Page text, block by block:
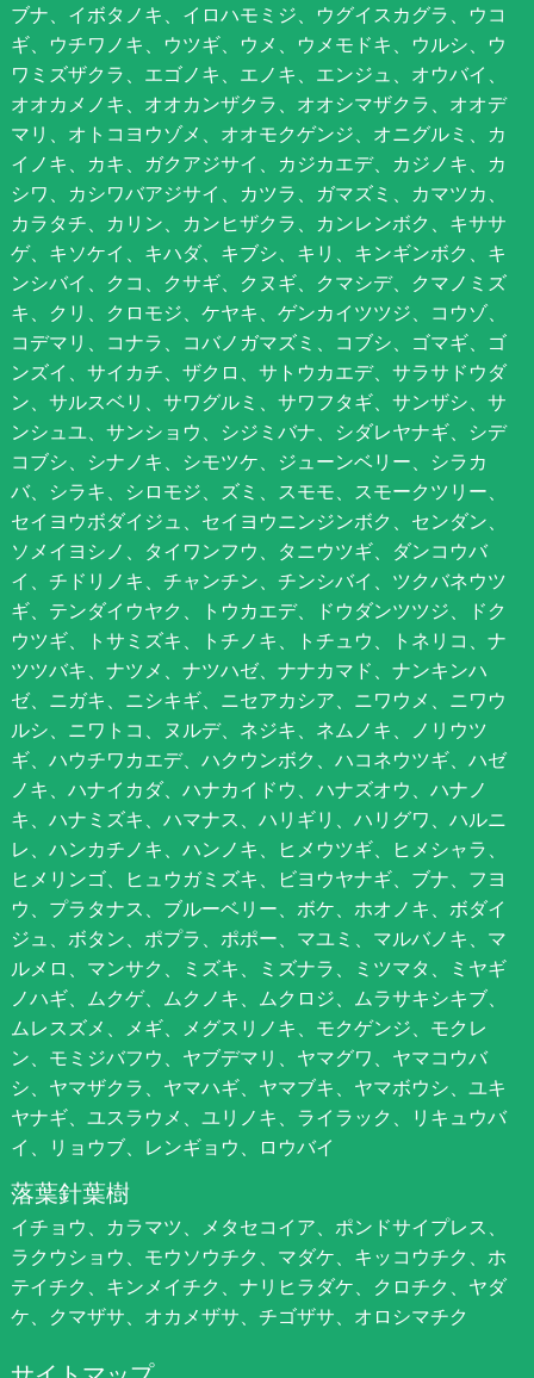
ブナ、イボタノキ、イロハモミジ、ウグイスカグラ、ウコ
ギ、ウチワノキ、ウツギ、ウメ、ウメモドキ、ウルシ、ウ
ワミズザクラ、エゴノキ、エノキ、エンジュ、オウバイ、
オオカメノキ、オオカンザクラ、オオシマザクラ、オオデ
マリ、オトコヨウゾメ、オオモクゲンジ、オニグルミ、カ
イノキ、カキ、ガクアジサイ、カジカエデ、カジノキ、カ
シワ、カシワバアジサイ、カツラ、ガマズミ、カマツカ、
カラタチ、カリン、カンヒザクラ、カンレンボク、キササ
ゲ、キソケイ、キハダ、キブシ、キリ、キンギンボク、キ
ンシバイ、クコ、クサギ、クヌギ、クマシデ、クマノミズ
キ、クリ、クロモジ、ケヤキ、ゲンカイツツジ、コウゾ、
コデマリ、コナラ、コバノガマズミ、コブシ、ゴマギ、ゴ
ンズイ、サイカチ、ザクロ、サトウカエデ、サラサドウダ
ン、サルスベリ、サワグルミ、サワフタギ、サンザシ、サ
ンシュユ、サンショウ、シジミバナ、シダレヤナギ、シデ
コブシ、シナノキ、シモツケ、ジューンベリー、シラカ
バ、シラキ、シロモジ、ズミ、スモモ、スモークツリー、
セイヨウボダイジュ、セイヨウニンジンボク、センダン、
ソメイヨシノ、タイワンフウ、タニウツギ、ダンコウバ
イ、チドリノキ、チャンチン、チンシバイ、ツクバネウツ
ギ、テンダイウヤク、トウカエデ、ドウダンツツジ、ドク
ウツギ、トサミズキ、トチノキ、トチュウ、トネリコ、ナ
ツツバキ、ナツメ、ナツハゼ、ナナカマド、ナンキンハ
ゼ、ニガキ、ニシキギ、ニセアカシア、ニワウメ、ニワウ
ルシ、ニワトコ、ヌルデ、ネジキ、ネムノキ、ノリウツ
ギ、ハウチワカエデ、ハクウンボク、ハコネウツギ、ハゼ
ノキ、ハナイカダ、ハナカイドウ、ハナズオウ、ハナノ
キ、ハナミズキ、ハマナス、ハリギリ、ハリグワ、ハルニ
レ、ハンカチノキ、ハンノキ、ヒメウツギ、ヒメシャラ、
ヒメリンゴ、ヒュウガミズキ、ビヨウヤナギ、ブナ、フヨ
ウ、プラタナス、ブルーベリー、ボケ、ホオノキ、ボダイ
ジュ、ボタン、ポプラ、ポポー、マユミ、マルバノキ、マ
ルメロ、マンサク、ミズキ、ミズナラ、ミツマタ、ミヤギ
ノハギ、ムクゲ、ムクノキ、ムクロジ、ムラサキシキブ、
ムレスズメ、メギ、メグスリノキ、モクゲンジ、モクレ
ン、モミジバフウ、ヤブデマリ、ヤマグワ、ヤマコウバ
シ、ヤマザクラ、ヤマハギ、ヤマブキ、ヤマボウシ、ユキ
ヤナギ、ユスラウメ、ユリノキ、ライラック、リキュウバ
イ、リョウブ、レンギョウ、ロウバイ
落葉針葉樹
イチョウ、カラマツ、メタセコイア、ポンドサイプレス、
ラクウショウ、モウソウチク、マダケ、キッコウチク、ホ
テイチク、キンメイチク、ナリヒラダケ、クロチク、ヤダ
ケ、クマザサ、オカメザサ、チゴザサ、オロシマチク